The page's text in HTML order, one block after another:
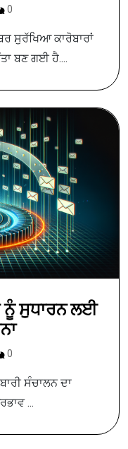
0
ਸੁਰੱਖਿਆ ਕਾਰੋਬਾਰਾਂ
ਬਣ ਗਈ ਹੈ....
ਨੂੰ ਸੁਧਾਰਨ ਲਈ
0
ਸੰਚਾਲਨ ਦਾ
...